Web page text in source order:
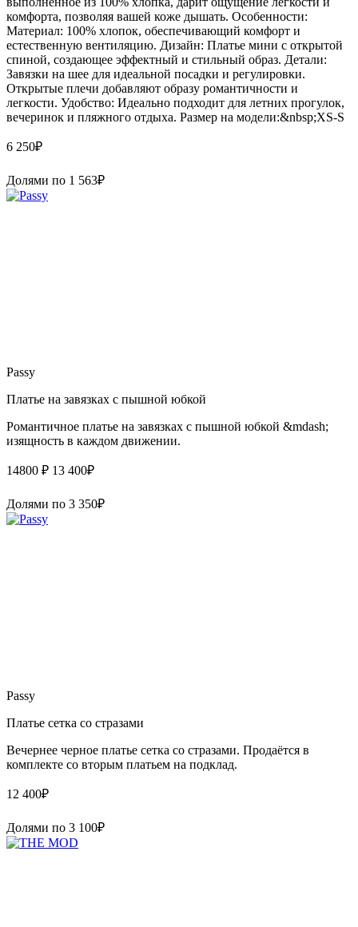
комфорта, позволяя вашей коже дышать. Особенности:
Материал: 100% хлопок, обеспечивающий комфорт и
естественную вентиляцию. Дизайн: Платье мини с открытой
спиной, создающее эффектный и стильный образ. Детали:
Завязки на шее для идеальной посадки и регулировки.
Открытые плечи добавляют образу романтичности и
легкости. Удобство: Идеально подходит для летних прогулок,
вечеринок и пляжного отдыха. Размер на модели:&nbsp;XS-S
6 250₽
Долями по 1 563₽
Passy
Платье на завязках с пышной юбкой
Романтичное платье на завязках с пышной юбкой &mdash;
изящность в каждом движении.
14800 ₽ 13 400₽
Долями по 3 350₽
Passy
Платье сетка со стразами
Вечернее черное платье сетка со стразами. Продаётся в
комплекте со вторым платьем на подклад.
12 400₽
Долями по 3 100₽